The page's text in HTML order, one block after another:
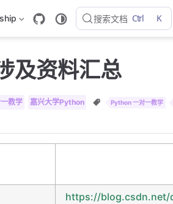
搜索文档 Ctrl K
及资料汇总
教学 嘉兴大学Python Python 一对一教学
https://blog.csdn.net/